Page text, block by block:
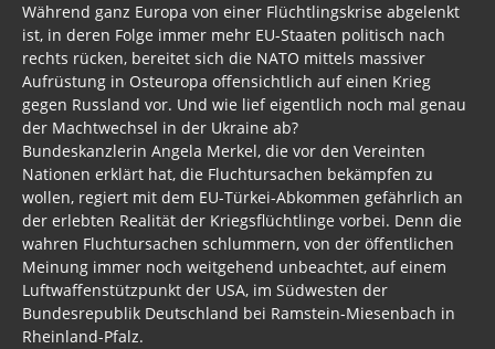
Während ganz Europa von einer Flüchtlingskrise abgelenkt
ist, in deren Folge immer mehr EU-Staaten politisch nach
rechts rücken, bereitet sich die NATO mittels massiver
Aufrüstung in Osteuropa offensichtlich auf einen Krieg
gegen Russland vor. Und wie lief eigentlich noch mal genau
der Machtwechsel in der Ukraine ab?
Bundeskanzlerin Angela Merkel, die vor den Vereinten
Nationen erklärt hat, die Fluchtursachen bekämpfen zu
wollen, regiert mit dem EU-Türkei-Abkommen gefährlich an
der erlebten Realität der Kriegsflüchtlinge vorbei. Denn die
wahren Fluchtursachen schlummern, von der öffentlichen
Meinung immer noch weitgehend unbeachtet, auf einem
Luftwaffenstützpunkt der USA, im Südwesten der
Bundesrepublik Deutschland bei Ramstein-Miesenbach in
Rheinland-Pfalz.